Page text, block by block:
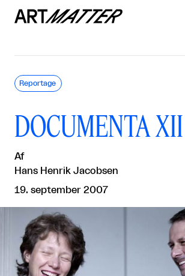
DOCUMENTA
Af
Hans Henrik Jacobsen
19. september 2007
Reportage